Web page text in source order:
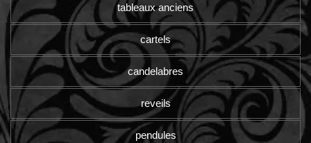
tableaux anciens
cartels
candelabres
reveils
pendules